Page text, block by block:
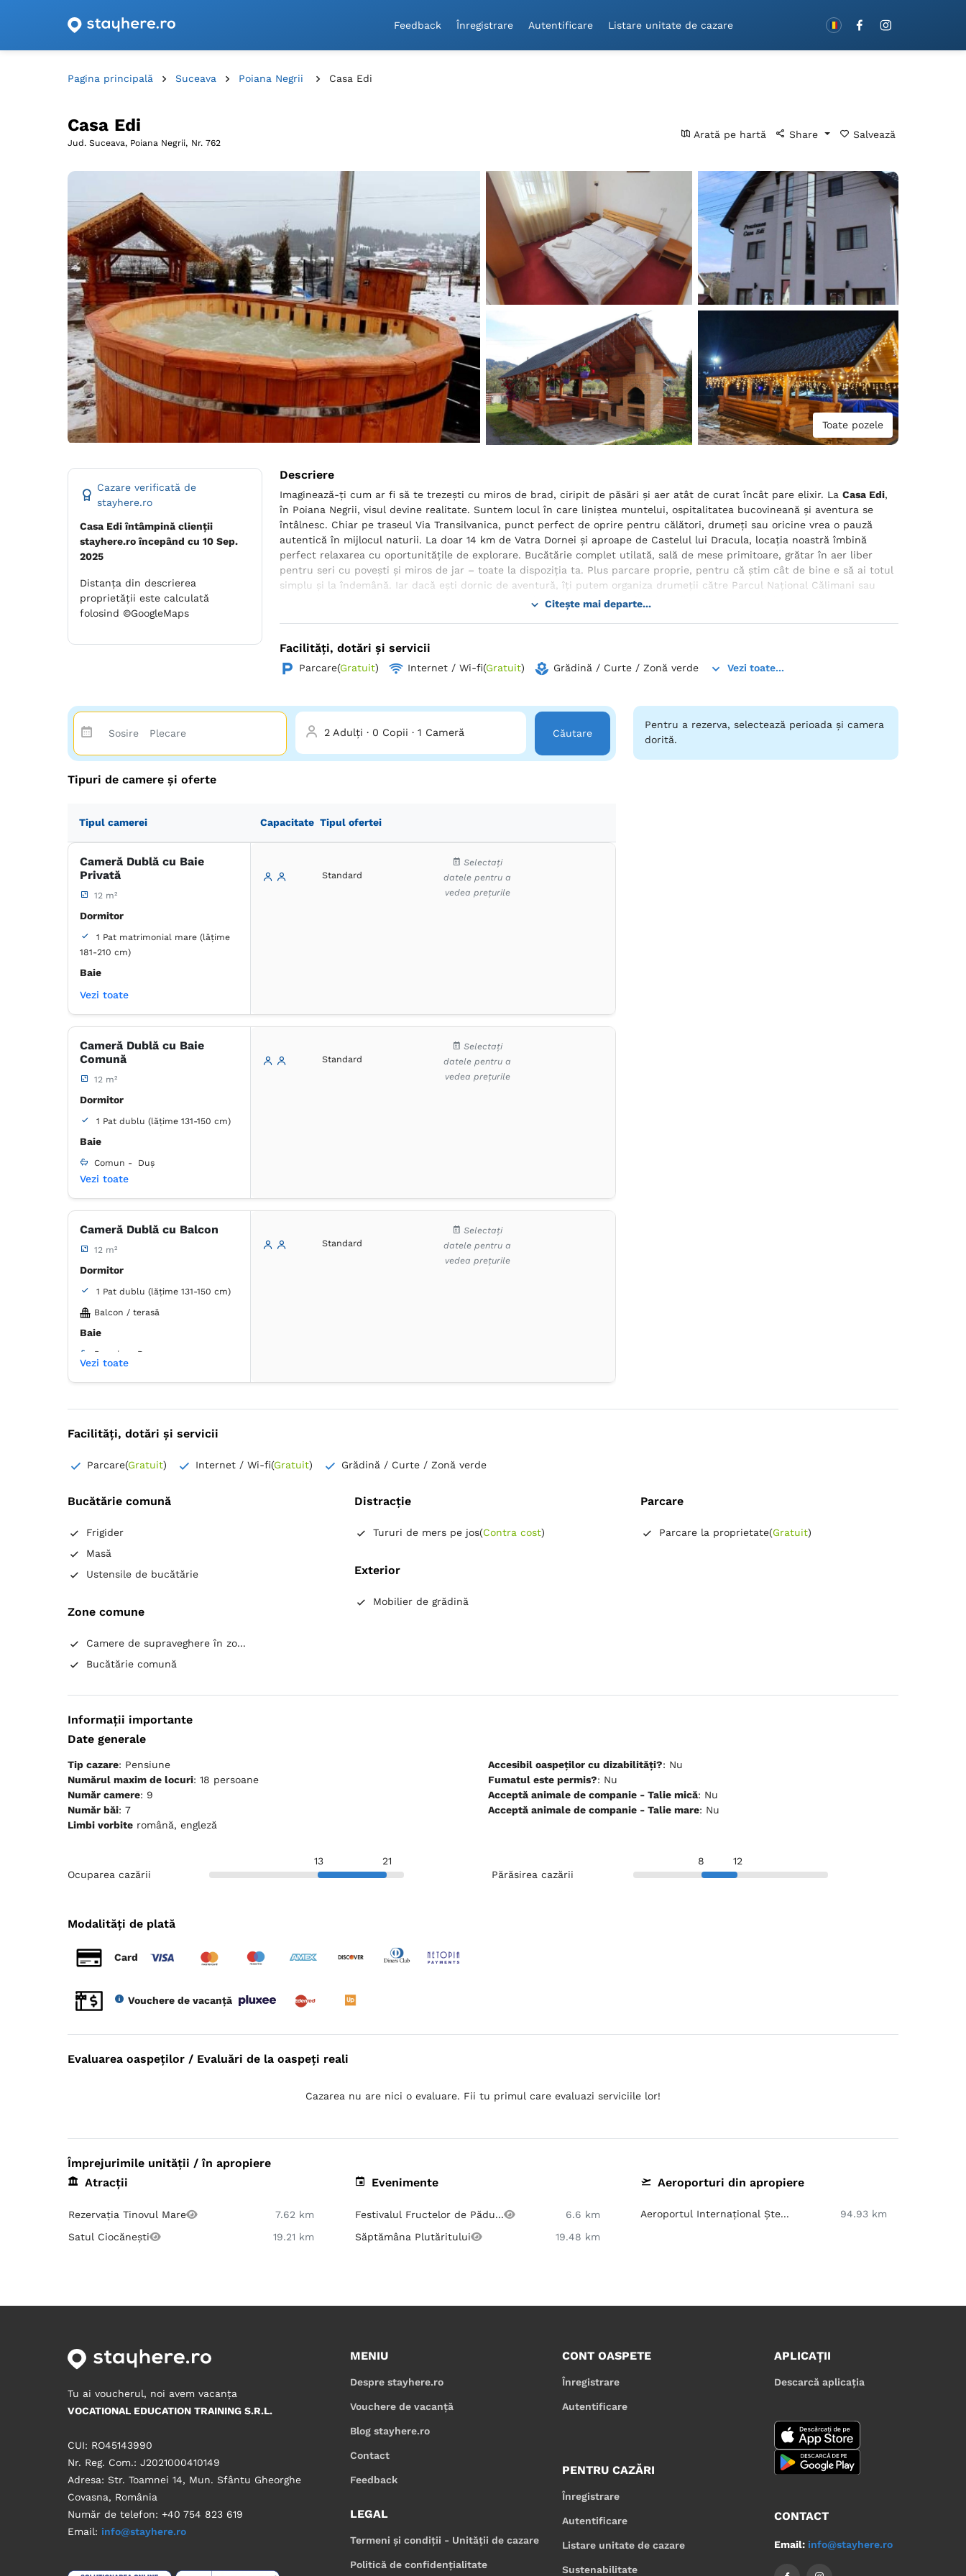
Feedback
Înregistrare Autentificare Listare unitate de cazare
Pagina principală Suceava Poiana Negrii Casa Edi
Casa Edi
Jud. Suceava, Poiana Negrii, Nr. 762
Arată pe hartă Share Salvează
Toate pozele
Cazare verificată de
stayhere.ro
Casa Edi întâmpină clienții
stayhere.ro începând cu 10 Sep.
2025
Distanța din descrierea
proprietății este calculată
folosind ©GoogleMaps
Descriere
Imaginează-ți cum ar fi să te trezești cu miros de brad, ciripit de păsări și aer atât de curat încât pare elixir. La Casa Edi,
în Poiana Negrii, visul devine realitate. Suntem locul în care liniștea muntelui, ospitalitatea bucovineană și aventura se
întâlnesc. Chiar pe traseul Via Transilvanica, punct perfect de oprire pentru călători, drumeți sau oricine vrea o pauză
autentică în mijlocul naturii. La doar 14 km de Vatra Dornei și aproape de Castelul lui Dracula, locația noastră îmbină
perfect relaxarea cu oportunitățile de explorare. Bucătărie complet utilată, sală de mese primitoare, grătar în aer liber
pentru seri cu povești și miros de jar – toate la dispoziția ta. Plus parcare proprie, pentru că știm cât de bine e să ai totul
simplu și la îndemână. Iar dacă ești dornic de aventură, îți putem organiza drumeții către Parcul Național Călimani sau
spre spectaculoasa rezervație 12 Apostoli – o experiență care-ți va rămâne în suflet. Fie că ești călător pe Via Transilvanica,
Vino, trăiește, respiră muntele.
Citește mai departe...
Facilități, dotări și servicii
Parcare(Gratuit) Internet / Wi-fi(Gratuit) Grădină / Curte / Zonă verde Vezi toate...
2 Adulți· 0 Copii ·1 Cameră Căutare
Tipuri de camere și oferte
Tipul camerei Capacitate Tipul ofertei
Cameră Dublă cu Baie
Privată
12 m²
Dormitor
1 Pat matrimonial mare (lățime
181-210 cm)
Baie
Proprie -
TV cu ecran plat
Canale prin cablu
Plasă de ţânţari
Hârtie igienică
Frigider
Ustensile de bucătărie
Vezi toate
Standard
Selectați
datele pentru a
vedea prețurile
Cameră Dublă cu Baie
Comună
12 m²
Dormitor
1 Pat dublu (lățime 131-150 cm)
Baie
Comun - Duș
Dulap
Coș de gunoi
TV cu ecran plat
Canale prin cablu
Articole de toaletă gratuite
Hârtie igienică
Oglindă
Vezi toate
Standard
Selectați
datele pentru a
vedea prețurile
Cameră Dublă cu Balcon
12 m²
Dormitor
1 Pat dublu (lățime 131-150 cm)
Balcon / terasă
Baie
Proprie - Duș
Canale prin cablu
Articole de toaletă gratuite
Vezi toate
Standard
Selectați
datele pentru a
vedea prețurile
Pentru a rezerva, selectează perioada și camera
dorită.
Facilități, dotări și servicii
Parcare(Gratuit) Internet / Wi-fi(Gratuit) Grădină / Curte / Zonă verde
Bucătărie comună
Frigider
Masă
Ustensile de bucătărie
Zone comune
Camere de supraveghere în zo...
Bucătărie comună
Distracție
Tururi de mers pe jos(Contra cost)
Exterior
Mobilier de grădină
Parcare
Parcare la proprietate(Gratuit)
Informații importante
Date generale
Tip cazare: Pensiune
Numărul maxim de locuri: 18 persoane
Număr camere: 9
Număr băi: 7
Limbi vorbite română, engleză
Accesibil oaspeților cu dizabilități?
: Nu
Fumatul este permis?
: Nu
Acceptă animale de companie - Talie mică
: Nu
Acceptă animale de companie - Talie mare
: Nu
Ocuparea cazării
13
21
Părăsirea cazării
8 12
Modalități de plată
Card
Vouchere de vacanță
Evaluarea oaspeților / Evaluări de la oaspeți reali
Cazarea nu are nici o evaluare. Fii tu primul care evaluazi serviciile lor!
Împrejurimile unității / în apropiere
Atracții
Rezervația Tinovul Mare
7.62 km
Satul Ciocănești
19.21 km
Evenimente
Festivalul Fructelor de Pădu...
6.6 km
Săptămâna Plutăritului
19.48 km
Aeroporturi din apropiere
Aeroportul Internațional Ște... 94.93 km
Tu ai voucherul, noi avem vacanța
VOCATIONAL EDUCATION TRAINING S.R.L.
CUI: RO45143990
Nr. Reg. Com.: J2021000410149
Adresa: Str. Toamnei 14, Mun. Sfântu Gheorghe
Covasna, România
Număr de telefon: +40 754 823 619
Email: info@stayhere.ro
MENIU
Despre stayhere.ro
Vouchere de vacanță
Blog stayhere.ro
Contact
Feedback
LEGAL
Termeni și condiții - Unității de cazare
Politică de confidențialitate
CONT OASPETE
Înregistrare
Autentificare
PENTRU CAZĂRI
Înregistrare
Autentificare
Listare unitate de cazare
Sustenabilitate
APLICAȚII
Descarcă aplicația
CONTACT
Email: info@stayhere.ro